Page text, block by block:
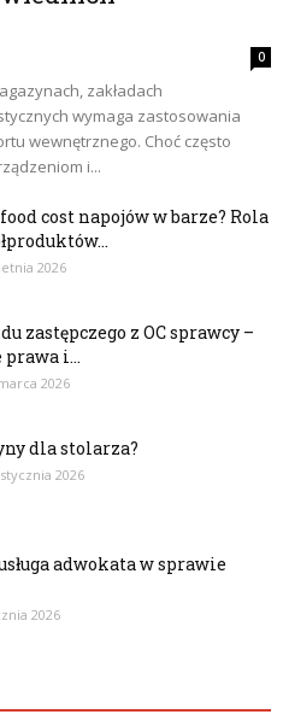
0
zakładach
wymaga zastosowania
wewnętrznego. Choć często
i...
cost napojów w barze? Rola
2026
zastępczego z OC sprawcy –
prawa i...
2026
dla stolarza?
2026
adwokata w sprawie
2026